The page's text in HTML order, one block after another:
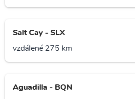
Salt Cay - SLX
vzdálené 275 km
Aguadilla - BQN